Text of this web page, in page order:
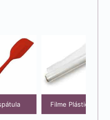
Filme Plástico